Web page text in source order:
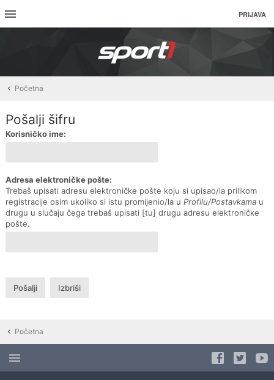
PRIJAVA
Početna
Pošalji šifru
Korisničko ime:
Adresa elektroničke pošte:
Trebaš upisati adresu elektroničke pošte koju si upisao/la prilikom
registracije osim ukoliko si istu promijenio/la u Profilu/Postavkama u
drugu u slučaju čega trebaš upisati [tu] drugu adresu elektroničke
pošte.
Početna